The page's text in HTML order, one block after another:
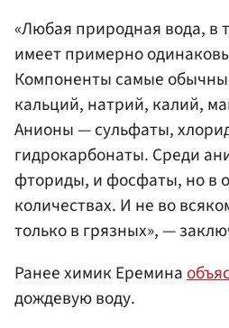
«Любая природная вода, в
имеет примерно
Компоненты самые
кальций, натрий, калий,
Анионы — сульфаты,
гидрокарбонаты. Среди
фториды, и фосфаты, но в
количествах. И не во
только в грязных», —
Ранее химик Еремина
дождевую воду.